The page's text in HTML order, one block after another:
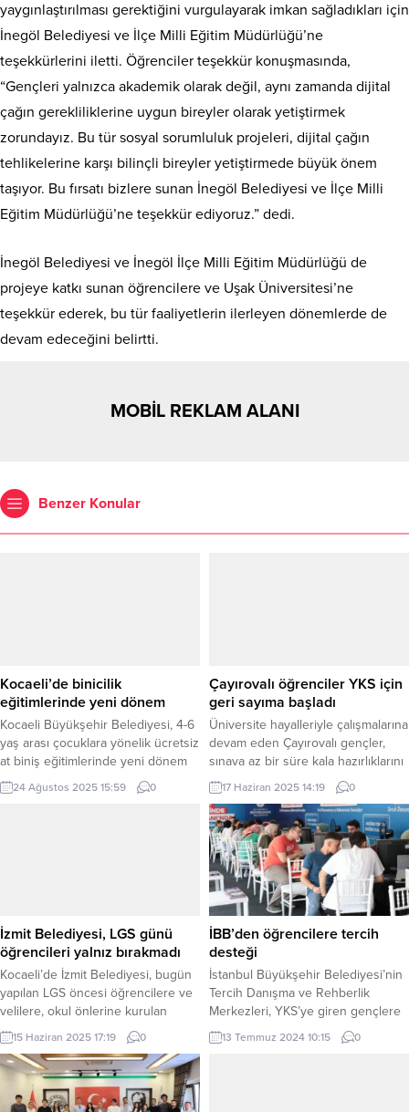
yaygınlaştırılması gerektiğini vurgulayarak imkan sağladıkları için
İnegöl Belediyesi ve İlçe Milli Eğitim Müdürlüğü’ne
teşekkürlerini iletti. Öğrenciler teşekkür konuşmasında,
“Gençleri yalnızca akademik olarak değil, aynı zamanda dijital
çağın gerekliliklerine uygun bireyler olarak yetiştirmek
zorundayız. Bu tür sosyal sorumluluk projeleri, dijital çağın
tehlikelerine karşı bilinçli bireyler yetiştirmede büyük önem
taşıyor. Bu fırsatı bizlere sunan İnegöl Belediyesi ve İlçe Milli
Eğitim Müdürlüğü’ne teşekkür ediyoruz.” dedi.
İnegöl Belediyesi ve İnegöl İlçe Milli Eğitim Müdürlüğü de
projeye katkı sunan öğrencilere ve Uşak Üniversitesi’ne
teşekkür ederek, bu tür faaliyetlerin ilerleyen dönemlerde de
devam edeceğini belirtti.
MOBİL REKLAM ALANI
Benzer Konular
Kocaeli’de binicilik
eğitimlerinde yeni dönem
Kocaeli Büyükşehir Belediyesi, 4-6
yaş arası çocuklara yönelik ücretsiz
at biniş eğitimlerinde yeni dönem
kurs kayıtlarına başladı. 4 haftalık
eğitim paketi içerisinde biniciliğe
sevdirmek amacıyla...
24 Ağustos 2025 15:59 0
Çayırovalı öğrenciler YKS için
geri sayıma başladı
Üniversite hayalleriyle çalışmalarına
devam eden Çayırovalı gençler,
sınava az bir süre kala hazırlıklarını
sürdürüyor. Çayırova Belediyesi
Prof. Dr. Necmettin Erbakan Gençlik
Merkezi’nde yıl boyunca eğitim
gören gençler, geçirdikleri hazırlık
sürecinden oldukça memnun.
KOCAELİ (İGFA) – Yaklaşan YKS’ye
Çayırova Belediyesi Prof. Dr.
Necmettin Erbakan Gençlik
Merkezi’nde hazırlanan Çayırovalı
öğrenciler, yıl boyunca...
17 Haziran 2025 14:19 0
İzmit Belediyesi, LGS günü
öğrencileri yalnız bırakmadı
Kocaeli’de İzmit Belediyesi, bugün
yapılan LGS öncesi öğrencilere ve
velilere, okul önlerine kurulan
stantlarda su ikramında bulunurken
meclis üyeleri, sınav girenlere
başarı dileklerinde bulundu.
KOCAELİ (İGFA) – Sınav günlerinde
adayları ve aileleri yalnız
15 Haziran 2025 17:19 0
İBB’den öğrencilere tercih
desteği
İstanbul Büyükşehir Belediyesi’nin
Tercih Danışma ve Rehberlik
Merkezleri, YKS’ye giren gençlere
bu yıl da ücretsiz danışmanlık
hizmeti verecek. İstanbul’da 22
13 Temmuz 2024 10:15 0